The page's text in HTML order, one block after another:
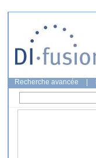
Recherche avancée